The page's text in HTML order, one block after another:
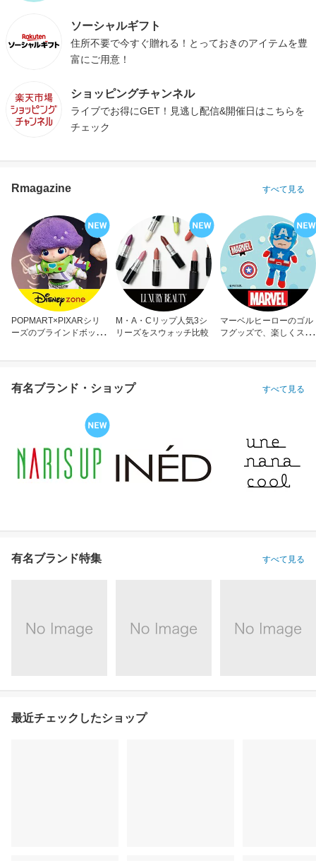
ソーシャルギフト
住所不要で今すぐ贈れる！とっておきのアイテムを豊
富にご用意！
ショッピングチャンネル
ライブでお得にGET！見逃し配信&開催日はこちらを
チェック
Rmagazine すべて見る
POPMART×PIXARシリ
ーズのブラインドボック
M・A・Cリップ人気3シ
リーズをスウォッチ比較
マーベルヒーローのゴル
フグッズで、楽しくスコ
有名ブランド・ショップ すべて見る
有名ブランド特集 すべて見る
最近チェックしたショップ